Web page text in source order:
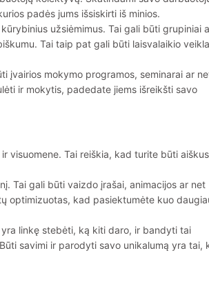
padės jums išsiskirti iš minios.
užsiėmimus. Tai gali būti grupiniai
Tai taip pat gali būti laisvalaikio
įvairios mokymo programos, seminarai ar
ir mokytis, padedate jiems išreikšti savo
visuomene. Tai reiškia, kad turite būti
Tai gali būti vaizdo įrašai, animacijos ar net
optimizuotas, kad pasiektumėte kuo
linkę stebėti, ką kiti daro, ir bandyti tai
savimi ir parodyti savo unikalumą yra tai,